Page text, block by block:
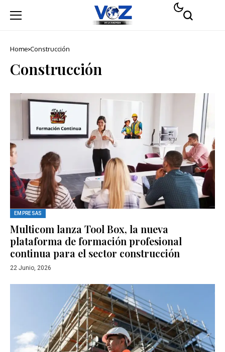
Home Construcción
Construcción
EMPRESAS
Multicom lanza Tool Box, la nueva
plataforma de formación profesional
continua para el sector construcción
22 Junio, 2026